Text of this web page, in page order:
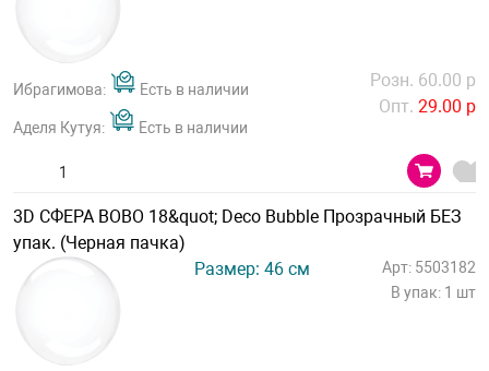
Ибрагимова: Есть в наличии
Аделя Кутуя: Есть в наличии
Розн. 60.00 р
Опт. 29.00 р
3D СФЕРА BOBO 18&quot; Deco Bubble Прозрачный БЕЗ
упак. (Черная пачка)
Размер: 46 см
Арт: 5503182
В упак: 1 шт